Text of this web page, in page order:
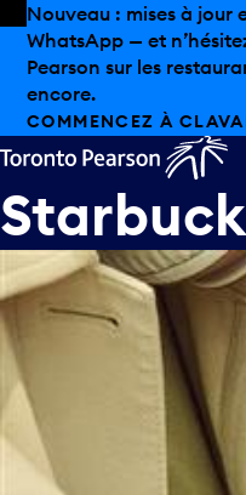
Skip to offers
Passer au contenu
Nouveau : mises à jour
WhatsApp — et
Pearson sur les
encore.
COMMENCEZ À